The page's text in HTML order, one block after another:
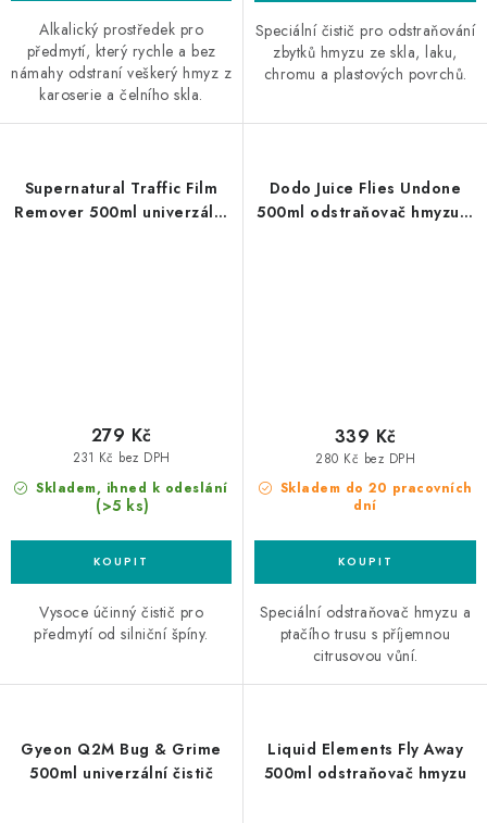
Alkalický prostředek pro
předmytí, který rychle a bez
námahy odstraní veškerý hmyz z
karoserie a čelního skla.
Speciální čistič pro odstraňování
zbytků hmyzu ze skla, laku,
chromu a plastových povrchů.
Supernatural Traffic Film
Remover 500ml univerzální
Skladem, ihned k odeslání
(>5 ks)
231 Kč bez DPH
279 Kč
Vysoce účinný čistič pro
předmytí od silniční špíny.
Dodo Juice Flies Undone
500ml odstraňovač hmyzu a
Skladem do 20 pracovních
dní
280 Kč bez DPH
339 Kč
Speciální odstraňovač hmyzu a
ptačího trusu s příjemnou
citrusovou vůní.
Gyeon Q2M Bug & Grime
500ml univerzální čistič
Liquid Elements Fly Away
500ml odstraňovač hmyzu